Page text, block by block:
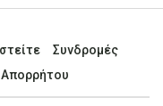
Συνδρομές
Απορρήτου